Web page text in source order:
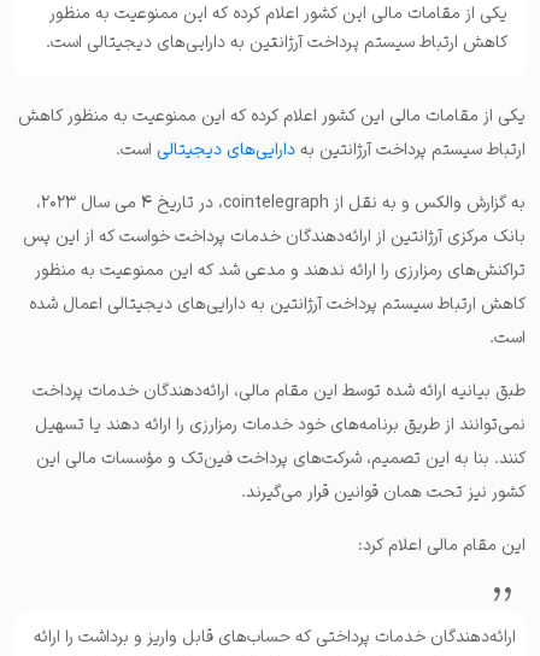
یکی از مقامات مالی این کشور اعلام کرده که این ممنوعیت به منظور
کاهش ارتباط سیستم پرداخت آرژانتین به دارایی‌های دیجیتالی است.
یکی از مقامات مالی این کشور اعلام کرده که این ممنوعیت به منظور کاهش
ارتباط سیستم پرداخت آرژانتین بهدارایی‌های دیجیتالی است.
به گزارش والکس و به نقل از cointelegraph، در تاریخ ۴ می سال ۲۰۲۳،
بانک مرکزی آرژانتین از ارائه‌دهندگان خدمات پرداخت خواست که از این پس
تراکنش‌های رمزارزی را ارائه ندهند و مدعی شد که این ممنوعیت به منظور
کاهش ارتباط سیستم پرداخت آرژانتین به دارایی‌های دیجیتالی اعمال شده
است.
طبق بیانیه ارائه شده توسط این مقام مالی، ارائه‌دهندگان خدمات پرداخت
نمی‌توانند از طریق برنامه‌های خود خدمات رمزارزی را ارائه دهند یا تسهیل
کنند. بنا به این تصمیم، شرکت‌های پرداخت فین‌تک و مؤسسات مالی این
کشور نیز تحت همان قوانین قرار می‌گیرند.
این مقام مالی اعلام کرد:
ارائه‌دهندگان خدمات پرداختی که حساب‌های قابل واریز و برداشت را ارائه